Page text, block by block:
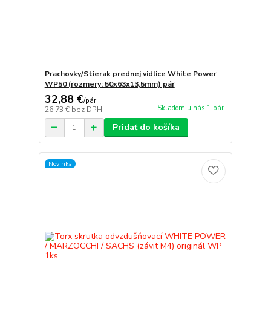
Prachovky/Stierak prednej vidlice White Power
WP50 (rozmery: 50x63x13,5mm) pár
32,88 €/pár
26,73 € bez DPH Skladom u nás 1 pár
Pridať do košíka
Novinka